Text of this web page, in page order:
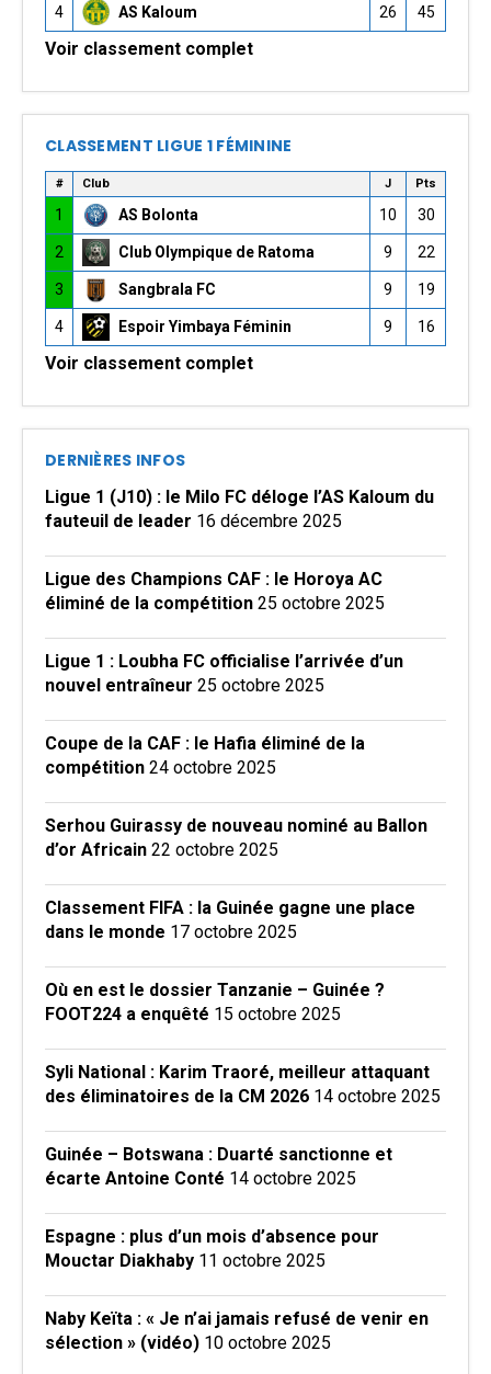
4 AS Kaloum 26 45
Voir classement complet
CLASSEMENT LIGUE 1 FÉMININE
# Club J Pts
1 AS Bolonta 10 30
2 Club Olympique de Ratoma 9 22
3 Sangbrala FC 9 19
4 Espoir Yimbaya Féminin 9 16
Voir classement complet
DERNIÈRES INFOS
Ligue 1 (J10) : le Milo FC déloge l’AS Kaloum du
fauteuil de leader 16 décembre 2025
Ligue des Champions CAF : le Horoya AC
éliminé de la compétition 25 octobre 2025
Ligue 1 : Loubha FC officialise l’arrivée d’un
nouvel entraîneur 25 octobre 2025
Coupe de la CAF : le Hafia éliminé de la
compétition 24 octobre 2025
Serhou Guirassy de nouveau nominé au Ballon
d’or Africain 22 octobre 2025
Classement FIFA : la Guinée gagne une place
dans le monde 17 octobre 2025
Où en est le dossier Tanzanie – Guinée ?
FOOT224 a enquêté 15 octobre 2025
Syli National : Karim Traoré, meilleur attaquant
des éliminatoires de la CM 2026 14 octobre 2025
Guinée – Botswana : Duarté sanctionne et
écarte Antoine Conté 14 octobre 2025
Espagne : plus d’un mois d’absence pour
Mouctar Diakhaby 11 octobre 2025
Naby Keïta : « Je n’ai jamais refusé de venir en
sélection » (vidéo) 10 octobre 2025